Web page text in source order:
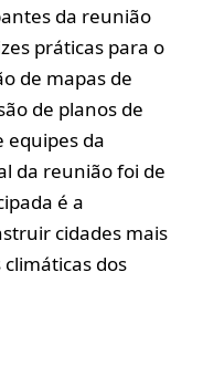
da reunião
práticas para o
de mapas de
de planos de
equipes da
da reunião foi de
é a
cidades mais
dos